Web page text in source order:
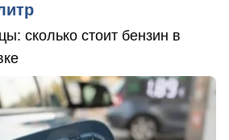
сколько стоит бензин в